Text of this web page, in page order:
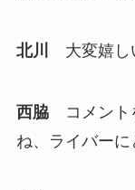
北川 大変嬉し
西脇コメント
ね、ライバーに